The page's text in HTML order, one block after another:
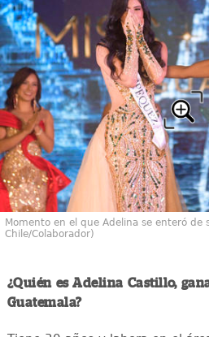
Momento en el que Adelina se enteró de
Chile/Colaborador)
¿Quién es Adelina Castillo,
Guatemala?